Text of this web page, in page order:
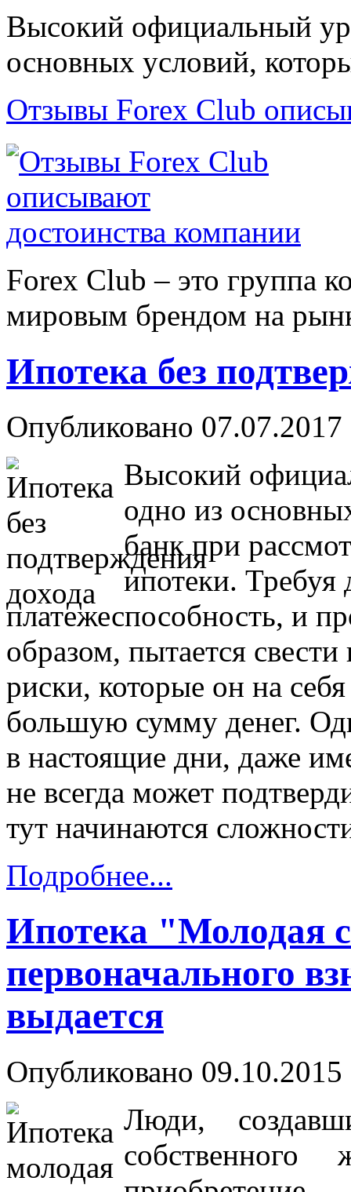
Высокий официальный
основных условий,
Отзывы Forex Сlub
Forex Сlub – это группа
мировым брендом на
Ипотека без
Опубликовано
Высокий
одно из
банк при
ипотеки.
платежеспособность, и
образом, пытается
риски, которые он на
большую сумму денег.
в настоящие дни, даже
не всегда может
тут начинаются
Подробнее...
Ипотека "Молодая
первоначального
выдается
Опубликовано 09.10.2015
Люди,